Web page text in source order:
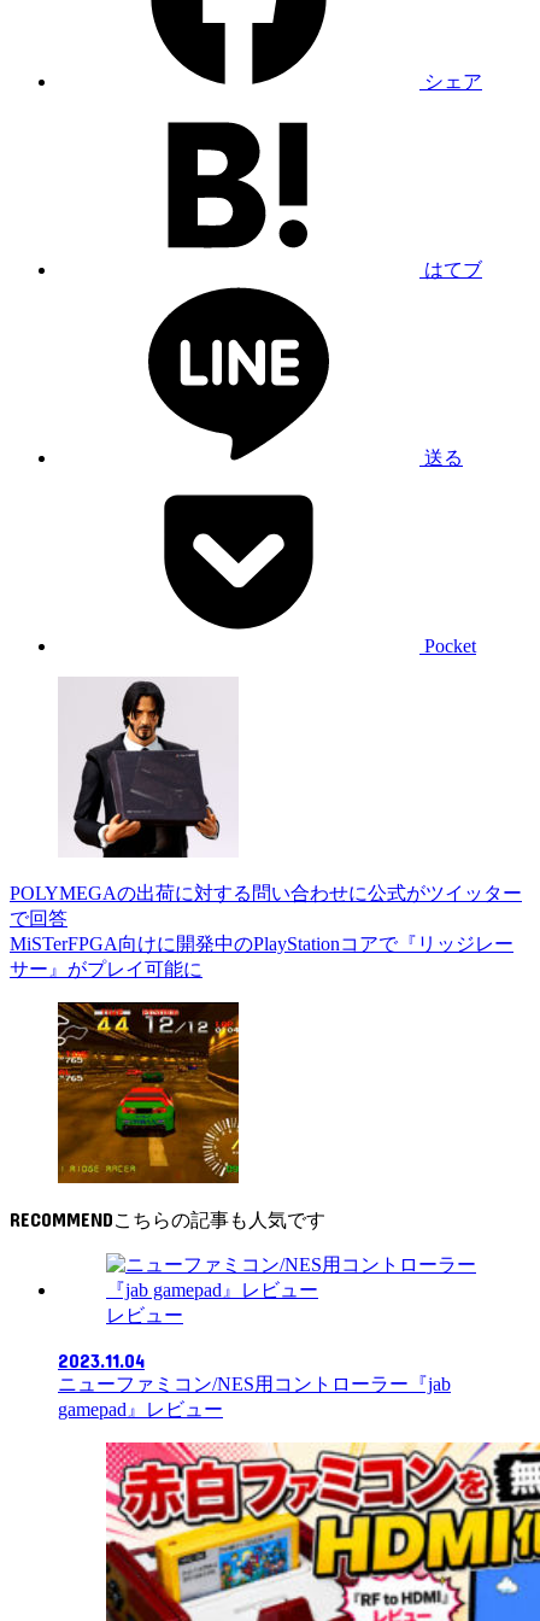
シェア
はてブ
送る
Pocket
POLYMEGAの出荷に対する問い合わせに公式がツイッター
で回答
MiSTerFPGA向けに開発中のPlayStationコアで『リッジレー
サー』がプレイ可能に
RECOMMEND
レビュー
2023.11.04
ニューファミコン/NES用コントローラー『jab
gamepad』レビュー